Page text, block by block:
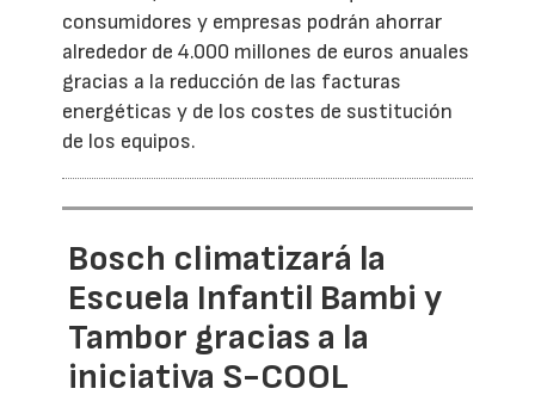
consumidores y empresas podrán ahorrar
alrededor de 4.000 millones de euros anuales
gracias a la reducción de las facturas
energéticas y de los costes de sustitución
de los equipos.
Bosch climatizará la
Escuela Infantil Bambi y
Tambor gracias a la
iniciativa S-COOL